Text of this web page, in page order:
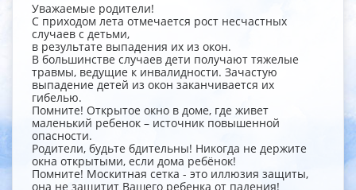
Уважаемые родители!
С приходом лета отмечается рост несчастных
случаев с детьми,
в результате выпадения их из окон.
В большинстве случаев дети получают тяжелые
травмы, ведущие к инвалидности. Зачастую
выпадение детей из окон заканчивается их
гибелью.
Помните! Открытое окно в доме, где живет
маленький ребенок – источник повышенной
опасности.
Родители, будьте бдительны! Никогда не держите
окна открытыми, если дома ребёнок!
Помните! Москитная сетка - это иллюзия защиты,
она не защитит Вашего ребенка от падения!